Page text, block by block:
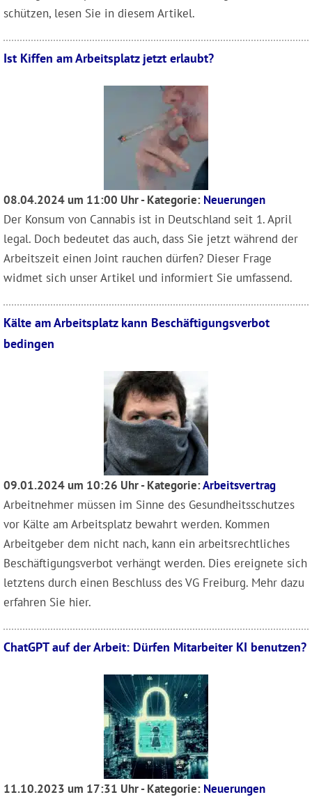
schützen, lesen Sie in diesem Artikel.
Ist Kiffen am Arbeitsplatz jetzt erlaubt?
08.04.2024 um 11:00 Uhr - Kategorie: Neuerungen
Der Konsum von Cannabis ist in Deutschland seit 1. April
legal. Doch bedeutet das auch, dass Sie jetzt während der
Arbeitszeit einen Joint rauchen dürfen? Dieser Frage
widmet sich unser Artikel und informiert Sie umfassend.
Kälte am Arbeitsplatz kann Beschäftigungsverbot
bedingen
09.01.2024 um 10:26 Uhr - Kategorie:Arbeitsvertrag
Arbeitnehmer müssen im Sinne des Gesundheitsschutzes
vor Kälte am Arbeitsplatz bewahrt werden. Kommen
Arbeitgeber dem nicht nach, kann ein arbeitsrechtliches
Beschäftigungsverbot verhängt werden. Dies ereignete sich
letztens durch einen Beschluss des VG Freiburg. Mehr dazu
erfahren Sie hier.
ChatGPT auf der Arbeit: Dürfen Mitarbeiter KI benutzen?
11.10.2023 um 17:31 Uhr - Kategorie: Neuerungen